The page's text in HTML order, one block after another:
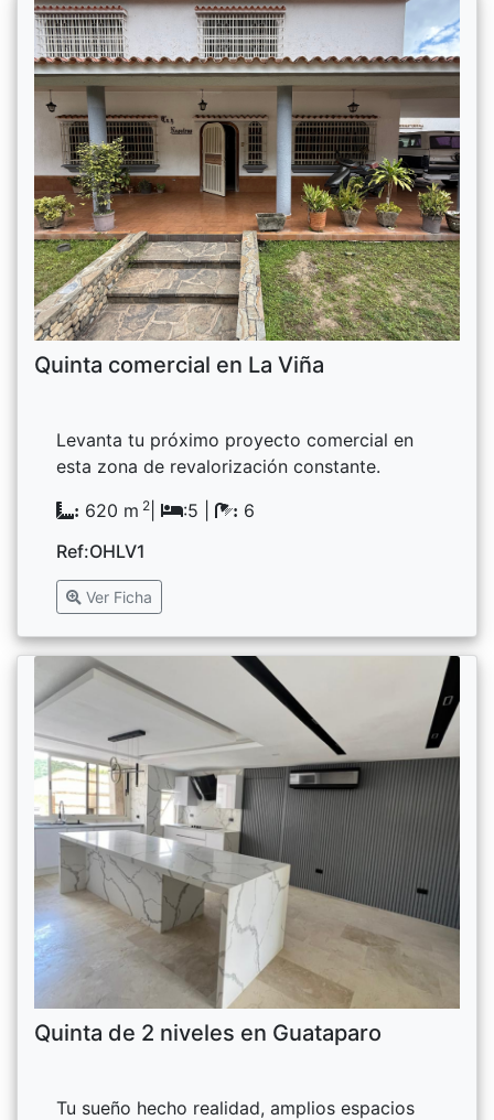
Quinta comercial en La Viña
Levanta tu próximo proyecto comercial en
esta zona de revalorización constante.
: 620 m 2 :5 | : 6
Ref:OHLV1
Ver Ficha
Quinta de 2 niveles en Guataparo
Tu sueño hecho realidad, amplios espacios